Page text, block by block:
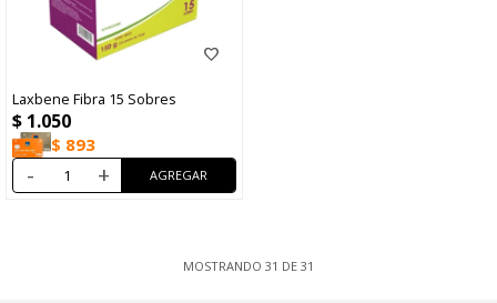
Laxbene Fibra 15 Sobres
$ 1.050
$ 893
- +
MOSTRANDO 31 DE 31